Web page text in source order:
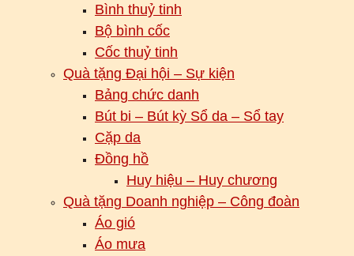
Bình thuỷ tinh
Bộ bình cốc
Cốc thuỷ tinh
Quà tặng Đại hội – Sự kiện
Bảng chức danh
Bút bi – Bút kỳ Sổ da – Sổ tay
Cặp da
Đồng hồ
Huy hiệu – Huy chương
Quà tặng Doanh nghiệp – Công đoàn
Áo gió
Áo mưa